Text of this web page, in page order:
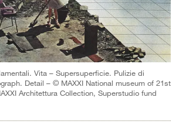
Vita – Supersuperficie. Pulizie di
Detail – © MAXXI National museum of 21st
Architettura Collection, Superstudio fund